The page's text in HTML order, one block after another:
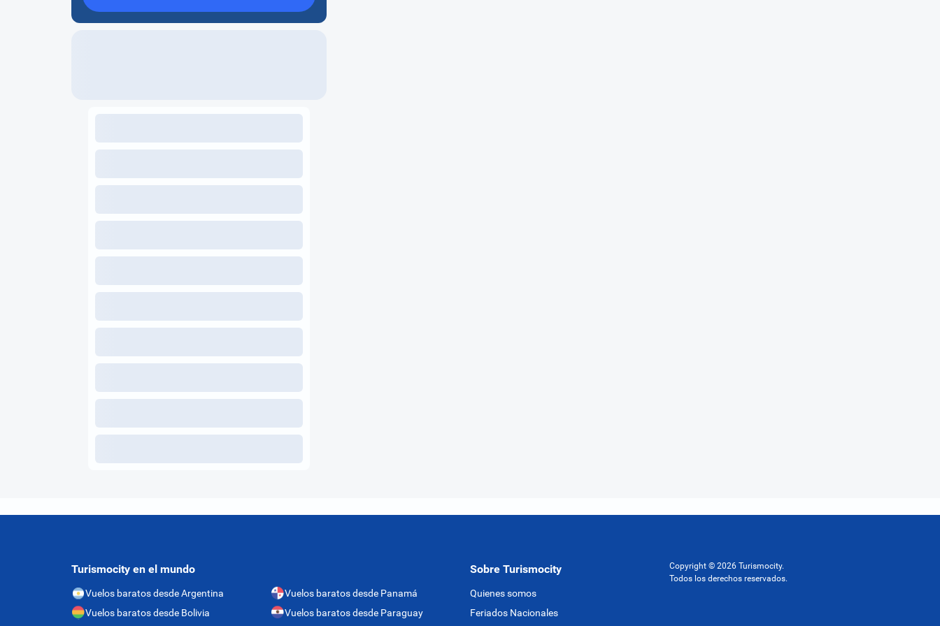
Turismocity en el mundo
Vuelos baratos desde Argentina
Vuelos baratos desde Bolivia
Vuelos baratos desde Panamá
Vuelos baratos desde Paraguay
Sobre Turismocity
Quienes somos
Feriados Nacionales
Copyright © 2026 Turismocity.
Todos los derechos reservados.